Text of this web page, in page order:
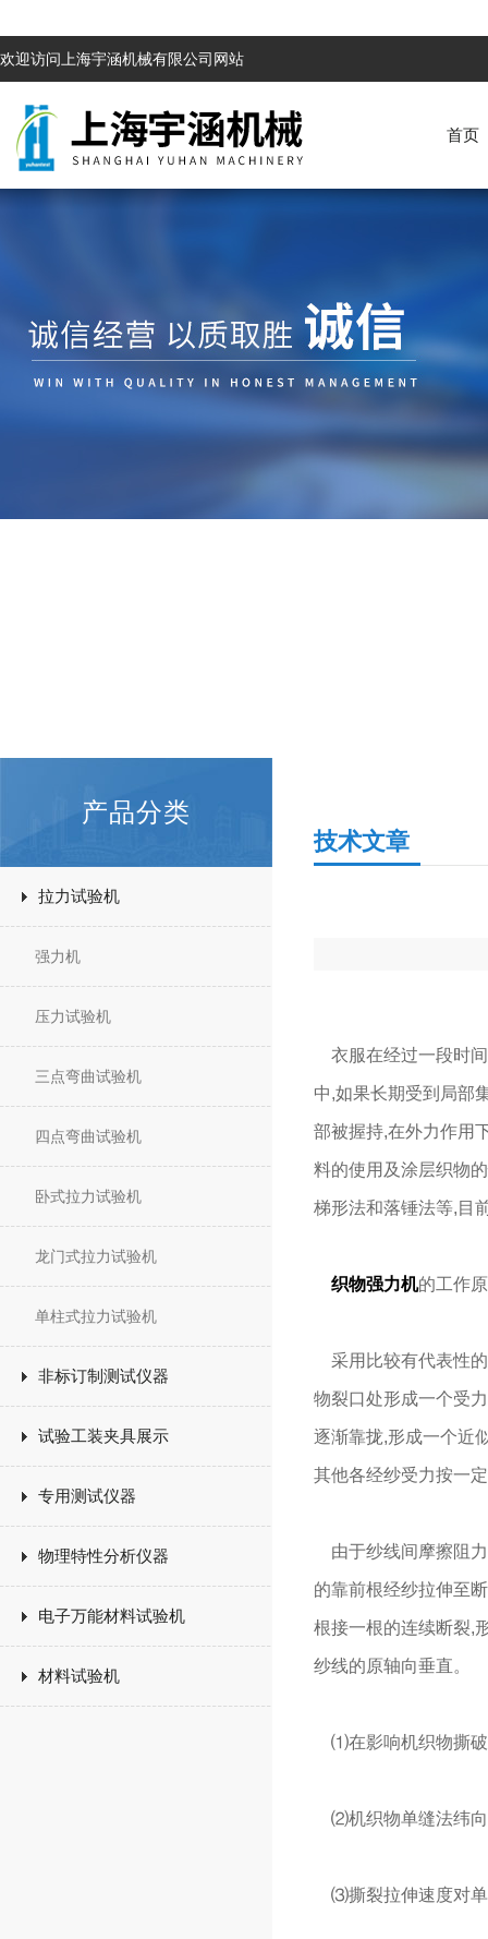
欢迎访问上海宇涵机械有限公司网站
首页
产品分类
拉力试验机
强力机
压力试验机
三点弯曲试验机
四点弯曲试验机
卧式拉力试验机
龙门式拉力试验机
单柱式拉力试验机
非标订制测试仪器
试验工装夹具展示
专用测试仪器
物理特性分析仪器
电子万能材料试验机
材料试验机
技术文章
衣服在经过一段时间
中,如果长期受到局部
部被握持,在外力作用
料的使用及涂层织物
梯形法和落锤法等,目
织物强力机的工作
采用比较有代表性的
物裂口处形成一个受
逐渐靠拢,形成一个近
其他各经纱受力按一
由于纱线间摩擦阻力
的靠前根经纱拉伸至
根接一根的连续断裂,
纱线的原轴向垂直。
⑴在影响机织物撕破
⑵机织物单缝法纬向
⑶撕裂拉伸速度对单